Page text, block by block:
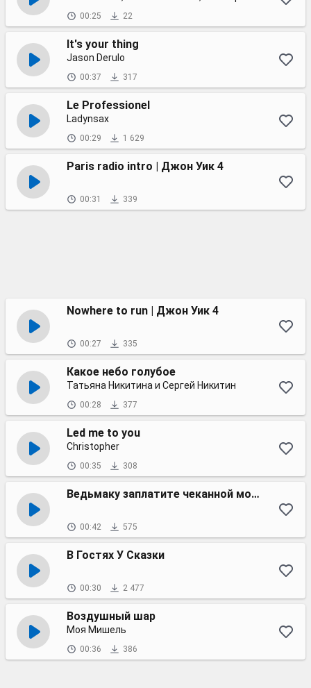
00:25 22
It's your thing
Jason Derulo
00:37 317
Le Professionel
Ladynsax
00:29 1 629
Paris radio intro | Джон Уик 4
00:31 339
Nowhere to run | Джон Уик 4
00:27 335
Какое небо голубое
Татьяна Никитина и Сергей Никитин
00:28 377
Led me to you
Christopher
00:35 308
Ведьмаку заплатите чеканной монетой (женский голос гитара)
00:42 575
В Гостях У Сказки
00:30 2 477
Воздушный шар
Моя Мишель
00:36 386